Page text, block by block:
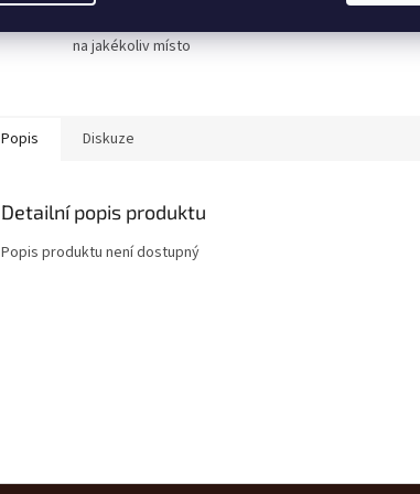
na jakékoliv místo
Popis Diskuze
Detailní popis produktu
Popis produktu není dostupný